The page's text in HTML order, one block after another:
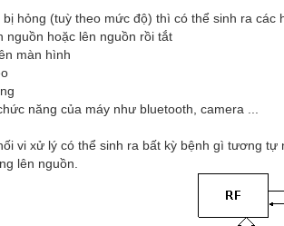
bị hỏng (tuỳ theo mức độ) thì có thể sinh ra các
nguồn hoặc lên nguồn rồi tắt
màn hình
năng của máy như bluetooth, camera ...
vi xử lý có thể sinh ra bất kỳ bệnh gì tương
lên nguồn.